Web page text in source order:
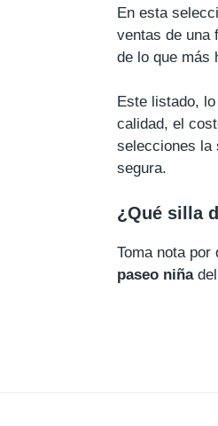
En esta
ventas de una
de lo que más
Este listado,
calidad, el
selecciones la
segura.
¿Qué silla
Toma nota por
paseo niñadel